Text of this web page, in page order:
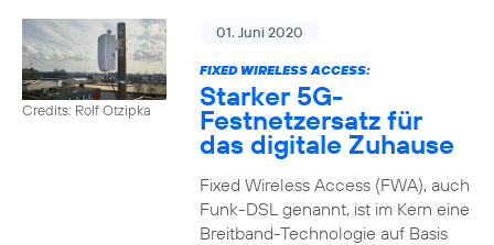
Credits: Rolf Otzipka
01. Juni 2020
FIXED WIRELESS ACCESS:
Starker 5G-
Festnetzersatz für
das digitale Zuhause
Fixed Wireless Access (FWA), auch
Funk-DSL genannt, ist im Kern eine
Breitband-Technologie auf Basis